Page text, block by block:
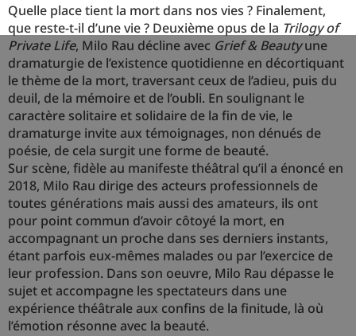
Quelle place tient la mort dans nos vies ? Finalement,
que reste-t-il d’une vie ? Deuxième opus de la Trilogy of
Private Life, Milo Rau décline avec Grief & Beautyune
dramaturgie de l’existence quotidienne en décortiquant
le thème de la mort, traversant ceux de l’adieu, puis du
deuil, de la mémoire et de l’oubli. En soulignant le
caractère solitaire et solidaire de la fin de vie, le
dramaturge invite aux témoignages, non dénués de
poésie, de cela surgit une forme de beauté.
Sur scène, fidèle au manifeste théâtral qu’il a énoncé en
2018, Milo Rau dirige des acteurs professionnels de
toutes générations mais aussi des amateurs, ils ont
pour point commun d’avoir côtoyé la mort, en
accompagnant un proche dans ses derniers instants,
étant parfois eux-mêmes malades ou par l’exercice de
leur profession. Dans son oeuvre, Milo Rau dépasse le
sujet et accompagne les spectateurs dans une
expérience théâtrale aux confins de la finitude, là où
l’émotion résonne avec la beauté.